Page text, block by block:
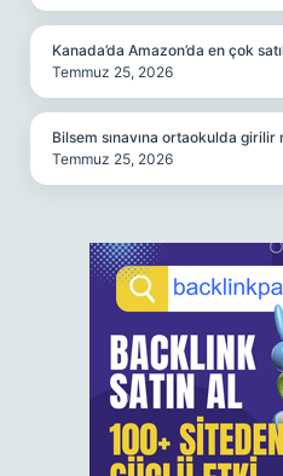
Kanada’da Amazon’da en çok
Temmuz 25, 2026
Bilsem sınavına ortaokulda girilir
Temmuz 25, 2026